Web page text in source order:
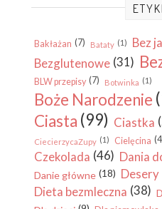
Bakłażan (7) Bataty (1) Bez
Bezglutenowe (31)
BLW przepisy (7) Botwinka (1)
Boże Narodzenie
Ciasta (99) Ciastka
CiecierzycaZupy (1) Cielęcina
Czekolada (46) Dania
Danie główne (18) Desery
Dieta bezmleczna (38)